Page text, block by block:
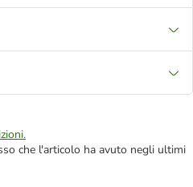
che l'articolo ha avuto negli ultimi